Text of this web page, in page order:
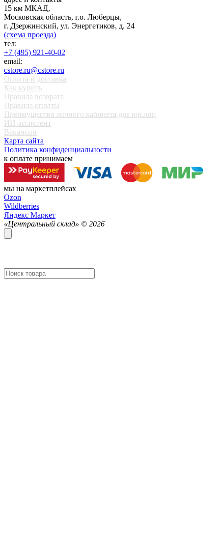
15 км МКАД,
Московская область, г.о. Люберцы,
г. Дзержинский, ул. Энергетиков, д. 24
(схема проезда)
тел:
+7 (495) 921-40-02
email:
cstore.ru@cstore.ru
Оплата и доставка
Как купить
Правила возврата
Правила оплаты
Преимущества личного кабинета для юр.лиц
ИИ-ассистент
Вакансии
Карта сайта
Политика конфиденциальности
к оплате принимаем
мы на маркетплейсах
Ozon
Wildberries
Яндекс Маркет
«Центральный склад» © 2026